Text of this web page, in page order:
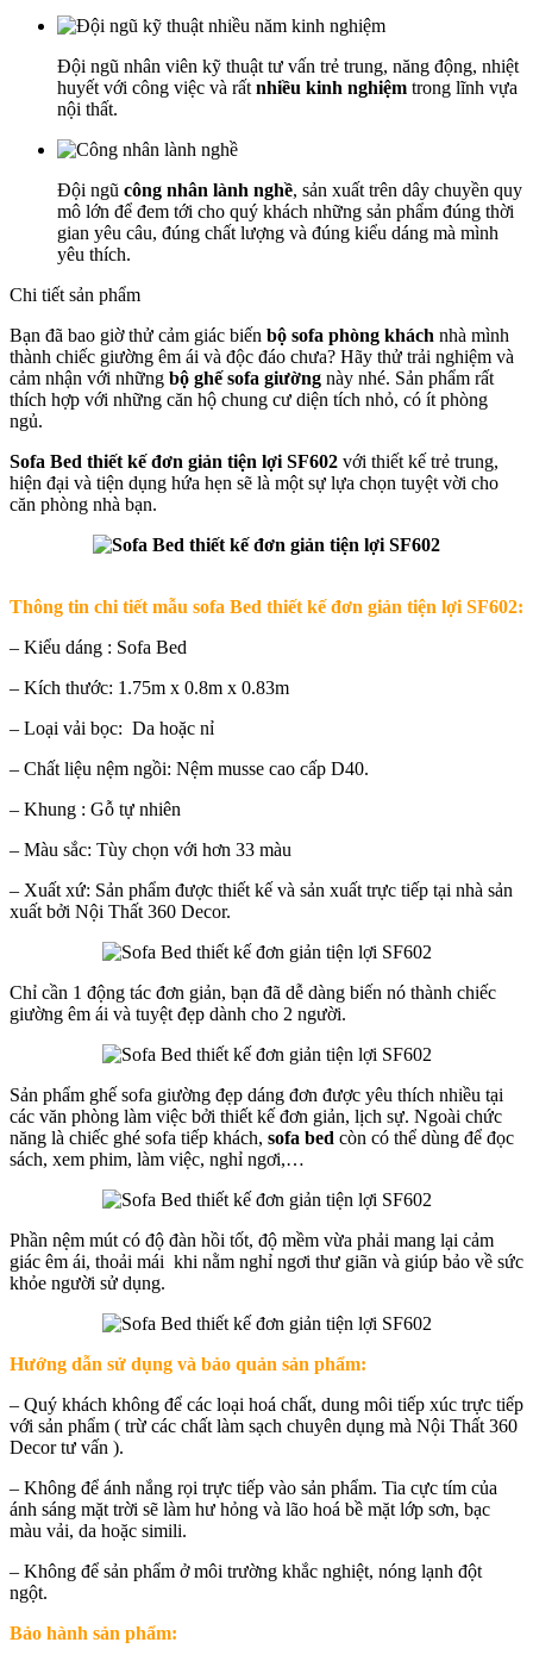
Đội ngũ nhân viên kỹ thuật tư vấn trẻ trung, năng động, nhiệt
huyết với công việc và rất nhiều kinh nghiệm trong lĩnh vựa
nội thất.
Đội ngũ công nhân lành nghề, sản xuất trên dây chuyền quy
mô lớn để đem tới cho quý khách những sản phẩm đúng thời
gian yêu câu, đúng chất lượng và đúng kiểu dáng mà mình
yêu thích.
Chi tiết sản phẩm
Bạn đã bao giờ thử cảm giác biến bộ sofa phòng khách nhà mình
thành chiếc giường êm ái và độc đáo chưa? Hãy thử trải nghiệm và
cảm nhận với những bộ ghế sofa giường này nhé. Sản phẩm rất
thích hợp với những căn hộ chung cư diện tích nhỏ, có ít phòng
ngủ.
Sofa Bed thiết kế đơn giản tiện lợi SF602 với thiết kế trẻ trung,
hiện đại và tiện dụng hứa hẹn sẽ là một sự lựa chọn tuyệt vời cho
căn phòng nhà bạn.
Thông tin chi tiết mẫu sofa Bed thiết kế đơn giản tiện lợi SF602:
– Kiểu dáng : Sofa Bed
– Kích thước: 1.75m x 0.8m x 0.83m
– Loại vải bọc: Da hoặc nỉ
– Chất liệu nệm ngồi: Nệm musse cao cấp D40.
– Khung : Gỗ tự nhiên
– Màu sắc: Tùy chọn với hơn 33 màu
– Xuất xứ: Sản phẩm được thiết kế và sản xuất trực tiếp tại nhà sản
xuất bởi Nội Thất 360 Decor.
Chỉ cần 1 động tác đơn giản, bạn đã dễ dàng biến nó thành chiếc
giường êm ái và tuyệt đẹp dành cho 2 người.
Sản phẩm ghế sofa giường đẹp dáng đơn được yêu thích nhiều tại
các văn phòng làm việc bởi thiết kế đơn giản, lịch sự. Ngoài chức
năng là chiếc ghé sofa tiếp khách, sofa bed còn có thể dùng để đọc
sách, xem phim, làm việc, nghỉ ngơi,…
Phần nệm mút có độ đàn hồi tốt, độ mềm vừa phải mang lại cảm
giác êm ái, thoải mái khi nằm nghỉ ngơi thư giãn và giúp bảo về sức
khỏe người sử dụng.
Hướng dẫn sử dụng và bảo quản sản phẩm:
– Quý khách không để các loại hoá chất, dung môi tiếp xúc trực tiếp
với sản phẩm ( trừ các chất làm sạch chuyên dụng mà Nội Thất 360
Decor tư vấn ).
– Không để ánh nắng rọi trực tiếp vào sản phẩm. Tia cực tím của
ánh sáng mặt trời sẽ làm hư hỏng và lão hoá bề mặt lớp sơn, bạc
màu vải, da hoặc simili.
– Không để sản phẩm ở môi trường khắc nghiệt, nóng lạnh đột
ngột.
Bảo hành sản phẩm: